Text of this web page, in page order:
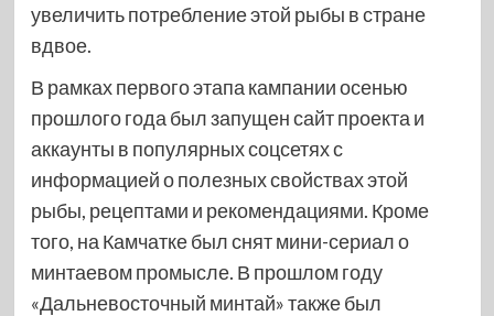
увеличить потребление этой рыбы в стране
вдвое.
В рамках первого этапа кампании осенью
прошлого года был запущен сайт проекта и
аккаунты в популярных соцсетях с
информацией о полезных свойствах этой
рыбы, рецептами и рекомендациями. Кроме
того, на Камчатке был снят мини-сериал о
минтаевом промысле. В прошлом году
«Дальневосточный минтай» также был